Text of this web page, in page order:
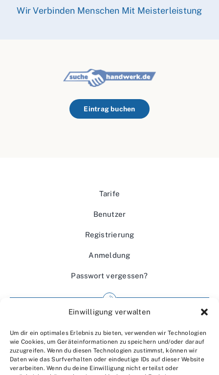
Einwilligung verwalten
Um dir ein optimales Erlebnis zu bieten, verwenden wir Technologien
wie Cookies, um Geräteinformationen zu speichern und/oder darauf
zuzugreifen. Wenn du diesen Technologien zustimmst, können wir
Daten wie das Surfverhalten oder eindeutige IDs auf dieser Website
verarbeiten. Wenn du deine Einwilligung nicht erteilst oder
Wir Verbinden Menschen Mit Meisterleistung
Eintrag buchen
Tarife
Benutzer
Registrierung
Anmeldung
Passwort vergessen?
Wir über uns
Kontakt